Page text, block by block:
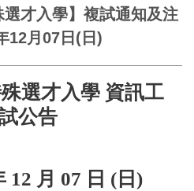
選才入學】複試通知及注
12月07日(日)
選才入學 資訊工
公告
12 月 07 日 (日)